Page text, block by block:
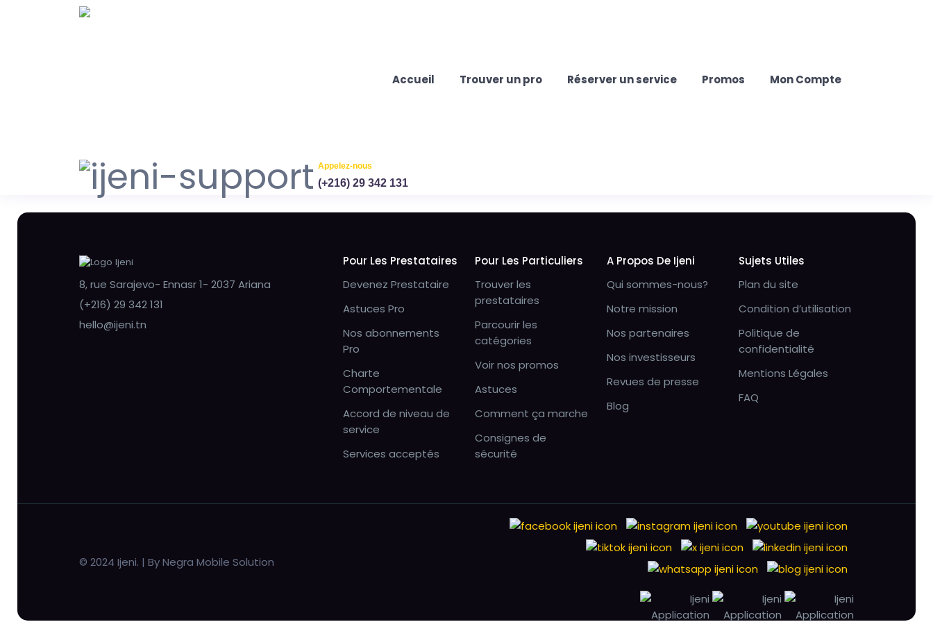
Accueil Trouver un pro Réserver un service Promos Mon Compte
Appelez-nous
(+216) 29 342 131
8, rue Sarajevo- Ennasr 1- 2037 Ariana
(+216) 29 342 131
hello@ijeni.tn
Pour Les Prestataires
Devenez Prestataire
Astuces Pro
Nos abonnements
Pro
Charte
Comportementale
Accord de niveau de
service
Services acceptés
Pour Les Particuliers
Trouver les
prestataires
Parcourir les
catégories
Voir nos promos
Astuces
Comment ça marche
Consignes de
sécurité
A Propos De Ijeni
Qui sommes-nous?
Notre mission
Nos partenaires
Nos investisseurs
Revues de presse
Blog
Sujets Utiles
Plan du site
Condition d’utilisation
Politique de
confidentialité
Mentions Légales
FAQ
© 2024 Ijeni. | By Negra Mobile Solution